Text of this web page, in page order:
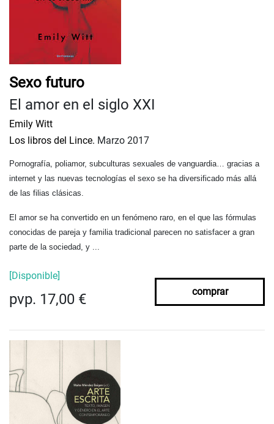
Sexo futuro
El amor en el siglo XXI
Emily Witt
Los libros del Lince. Marzo 2017
Pornografía, poliamor, subculturas sexuales de vanguardia… gracias a
internet y las nuevas tecnologías el sexo se ha diversificado más allá
de las filias clásicas.
El amor se ha convertido en un fenómeno raro, en el que las fórmulas
conocidas de pareja y familia tradicional parecen no satisfacer a gran
parte de la sociedad, y ...
[Disponible]
pvp. 17,00 € comprar